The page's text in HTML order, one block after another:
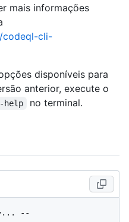
mais informações
codeql-cli-
disponíveis para
anterior, execute o
help no terminal.
--